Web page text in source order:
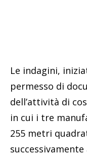
Le indagini,
permesso di
dell’attività di
in cui i tre
255 metri